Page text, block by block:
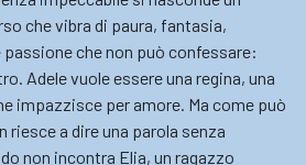
che vibra di paura, fantasia,
passione che non può confessare:
Adele vuole essere una regina, una
impazzisce per amore. Ma come può
riesce a dire una parola senza
non incontra Elia, un ragazzo